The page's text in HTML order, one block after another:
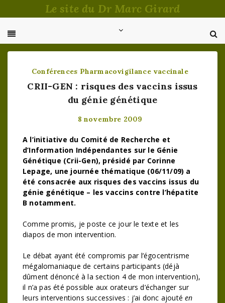
au
Le site du Dr Marc Girard
Conférences Pharmacovigilance vaccinale
CRII-GEN : risques des vaccins issus
du génie génétique
8 novembre 2009
A l’initiative du Comité de Recherche et
d’Information Indépendantes sur le Génie
Génétique (Crii-Gen), présidé par Corinne
Lepage, une journée thématique (06/11/09) a
été consacrée aux risques des vaccins issus du
génie génétique – les vaccins contre l’hépatite
B notamment.
Comme promis, je poste ce jour le texte et les
diapos de mon intervention.
Le débat ayant été compromis par l’égocentrisme
mégalomaniaque de certains participants (déjà
dûment dénoncé à la section 4 de mon intervention),
il n’a pas été possible aux orateurs d’échanger sur
leurs interventions successives : j’ai donc ajoutéen